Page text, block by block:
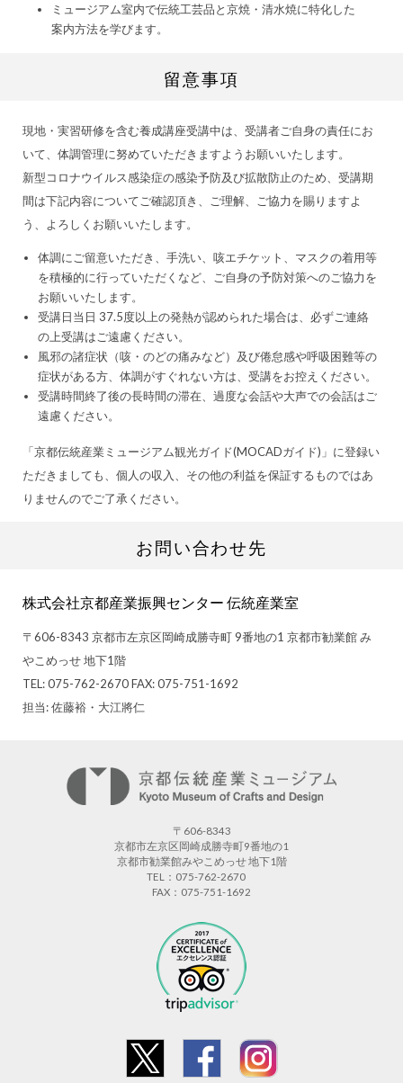
ミュージアム室内で伝統工芸品と京焼・清水焼に特化した
案内方法を学びます。
留意事項
現地・実習研修を含む養成講座受講中は、受講者ご自身の責任にお
いて、体調管理に努めていただきますようお願いいたします。
新型コロナウイルス感染症の感染予防及び拡散防止のため、受講期
間は下記内容についてご確認頂き、ご理解、ご協力を賜りますよ
う、よろしくお願いいたします。
体調にご留意いただき、手洗い、咳エチケット、マスクの着用等
を積極的に行っていただくなど、ご自身の予防対策へのご協力を
お願いいたします。
受講日当日 37.5度以上の発熱が認められた場合は、必ずご連絡
の上受講はご遠慮ください。
風邪の諸症状（咳・のどの痛みなど）及び倦怠感や呼吸困難等の
症状がある方、体調がすぐれない方は、受講をお控えください。
受講時間終了後の長時間の滞在、過度な会話や大声での会話はご
遠慮ください。
「京都伝統産業ミュージアム観光ガイド(MOCADガイド)」に登録い
ただきましても、個人の収入、その他の利益を保証するものではあ
りませんのでご了承ください。
お問い合わせ先
株式会社京都産業振興センター 伝統産業室
〒606-8343 京都市左京区岡崎成勝寺町 9番地の1 京都市勧業館 み
やこめっせ 地下1階
TEL: 075-762-2670 FAX: 075-751-1692
担当: 佐藤裕・大江將仁
〒606-8343
京都市左京区岡崎成勝寺町9番地の1
京都市勧業館みやこめっせ 地下1階
TEL：075-762-2670
FAX：075-751-1692